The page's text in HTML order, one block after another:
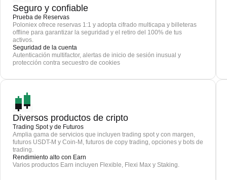
Seguro y confiable
Prueba de Reservas
Poloniex ofrece reservas 1:1 y adopta cifrado multicapa y billeteras
offline para garantizar la seguridad y el retiro del 100% de tus
activos.
Seguridad de la cuenta
Autenticación multifactor, alertas de inicio de sesión inusual y
protección contra secuestro de cookies
Diversos productos de cripto
Trading Spot y de Futuros
Amplia gama de servicios que incluyen trading spot y con margen,
futuros USDT-M y Coin-M, futuros de copy trading, opciones y bots de
trading.
Rendimiento alto con Earn
Varios productos Earn incluyen Flexible, Flexi Max y Staking.